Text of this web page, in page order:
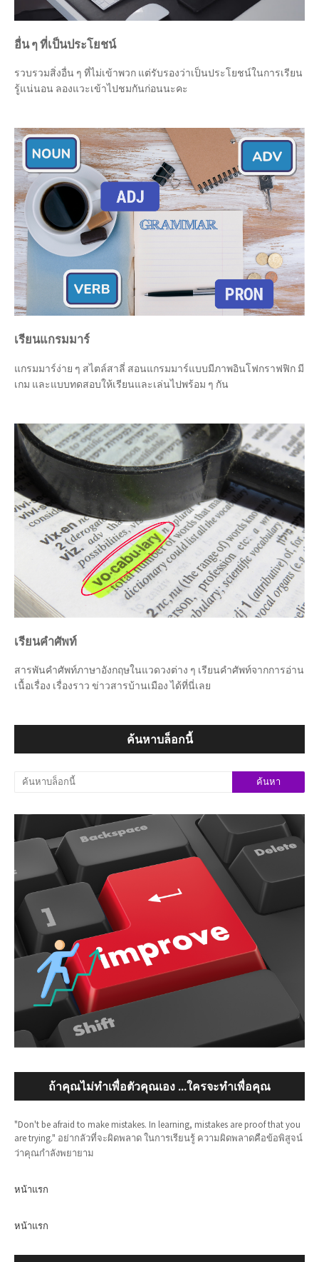
อื่น ๆ ที่เป็นประโยชน์
รวบรวมสิ่งอื่น ๆ ที่ไม่เข้าพวก แต่รับรองว่าเป็นประโยชน์ในการเรียน
รู้แน่นอน ลองแวะเข้าไปชมกันก่อนนะคะ
เรียนแกรมมาร์
แกรมมาร์ง่าย ๆ สไตล์สาลี่ สอนแกรมมาร์แบบมีภาพอินโฟกราฟฟิก มี
เกม และแบบทดสอบให้เรียนและเล่นไปพร้อม ๆ กัน
เรียนคำศัพท์
สารพันคำศัพท์ภาษาอังกฤษในแวดวงต่าง ๆ เรียนคำศัพท์จากการอ่าน
เนื้อเรื่อง เรื่องราว ข่าวสารบ้านเมือง ได้ที่นี่เลย
ค้นหาบล็อกนี้
ถ้าคุณไม่ทำเพื่อตัวคุณเอง ...ใครจะทำเพื่อคุณ
"Don't be afraid to make mistakes. In learning, mistakes are proof that you
are trying." อย่ากลัวที่จะผิดพลาด ในการเรียนรู้ ความผิดพลาดคือข้อพิสูจน์
ว่าคุณกำลังพยายาม
หน้าแรก
หน้าแรก